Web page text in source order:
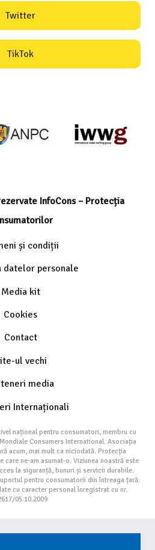
Twitter
TikTok
InfoCons – Protecția
și condiții
datelor personale
Media kit
Cookies
Contact
ul vechi
media
Internaționali
național pentru consumatori, membru cu
Consumers International. Asociația
acum, mai mult ca niciodată. Protecția
care ne-am asumat-o. Viziunea noastră este
la siguranță, bunuri și servicii durabile.
pentru consumatorii din întreaga țară.
cu caracter personal înregistrat cu nr.
05.10.2009